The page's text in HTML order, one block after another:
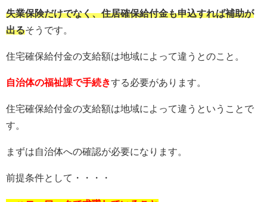
失業保険だけでなく、住居確保給付金も申込すれば補助が
出るそうです。
住宅確保給付金の支給額は地域によって違うとのこと。
自治体の福祉課で手続きする必要があります。
住宅確保給付金の支給額は地域によって違うということで
す。
まずは自治体への確認が必要になります。
前提条件として・・・・